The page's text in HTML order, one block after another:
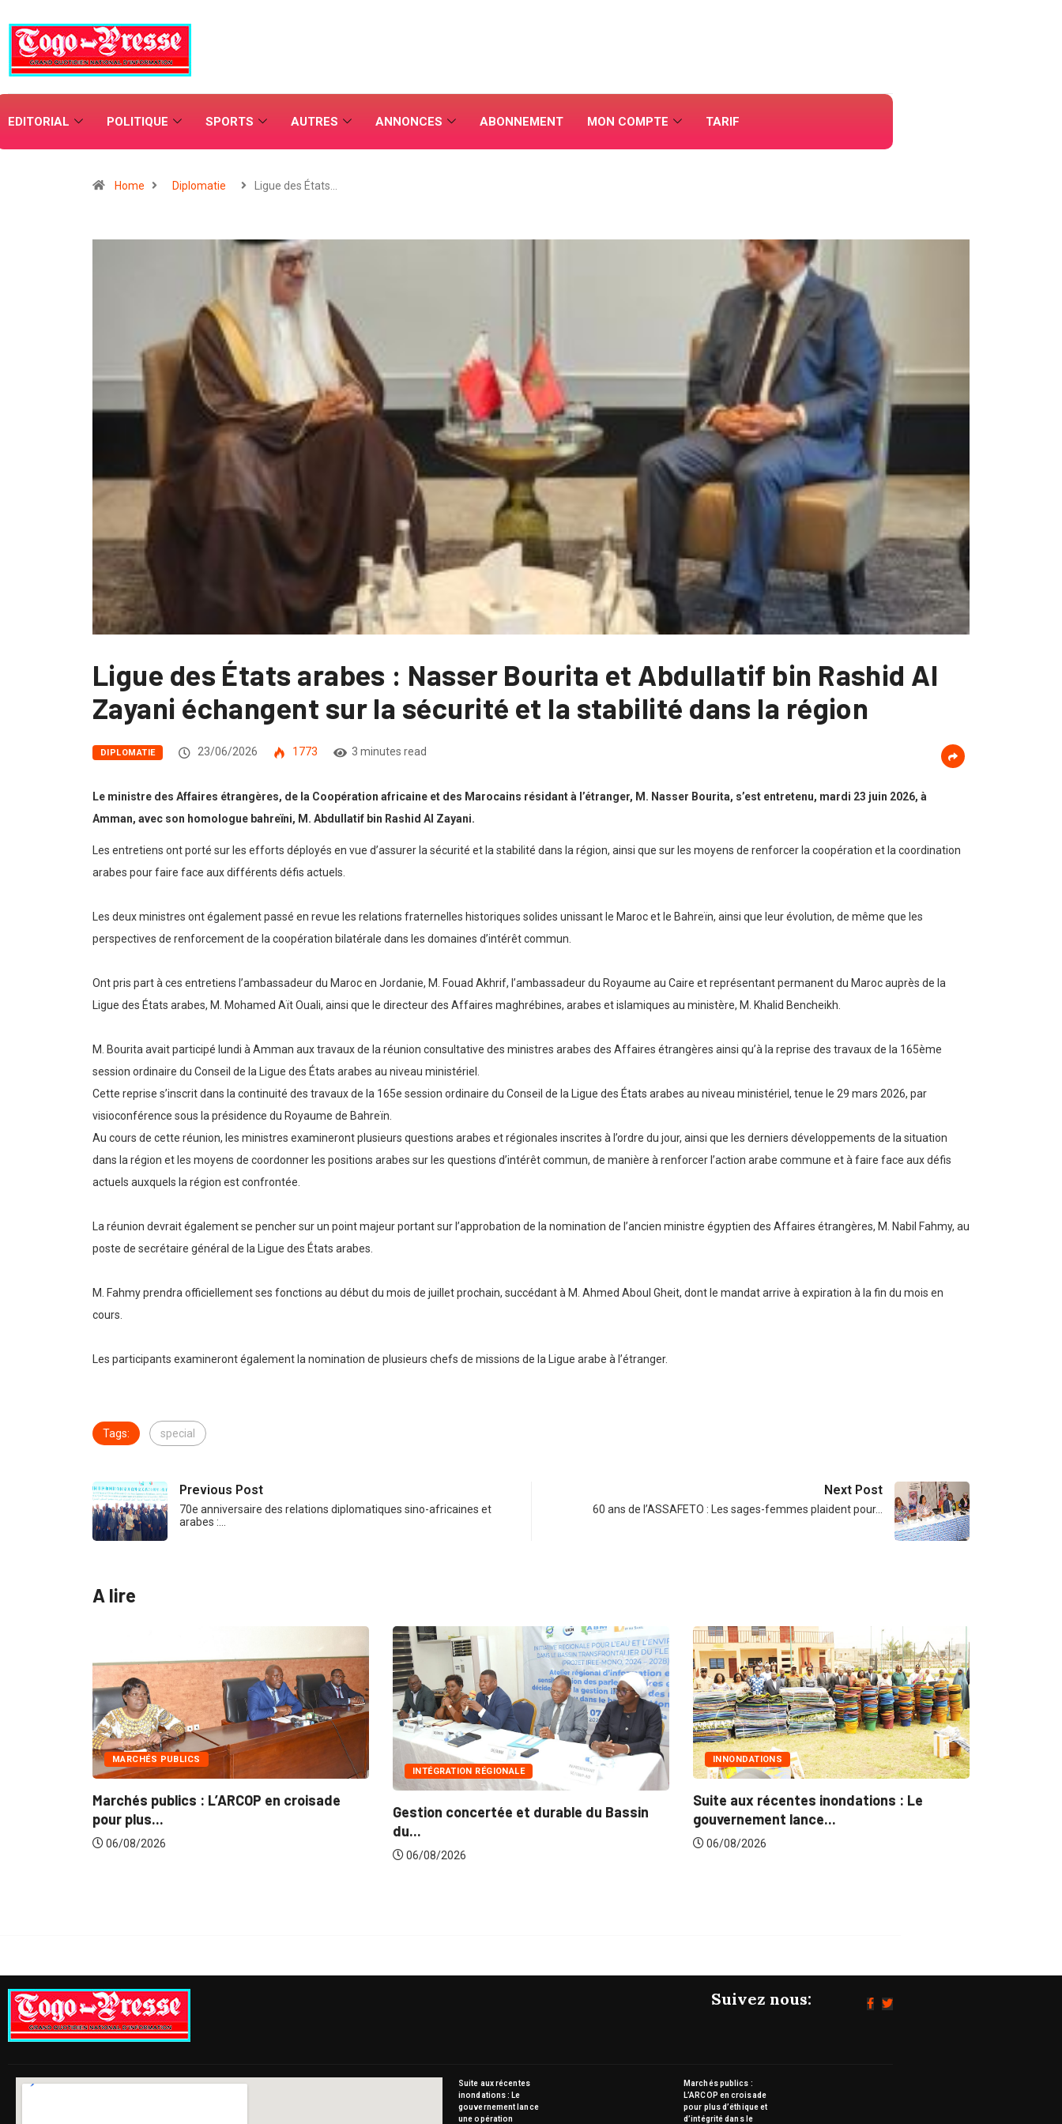
EDITORIAL POLITIQUE SPORTS AUTRES ANNONCES ABONNEMENT MON COMPTE TARIF
Home Diplomatie Ligue des États…
Ligue des États arabes : Nasser Bourita et Abdullatif bin Rashid Al
Zayani échangent sur la sécurité et la stabilité dans la région
DIPLOMATIE 23/06/2026 1773 3 minutes read
Le ministre des Affaires étrangères, de la Coopération africaine et des Marocains résidant à l’étranger, M. Nasser Bourita, s’est entretenu, mardi 23 juin 2026, à
Amman, avec son homologue bahreïni, M. Abdullatif bin Rashid Al Zayani.
Les entretiens ont porté sur les efforts déployés en vue d’assurer la sécurité et la stabilité dans la région, ainsi que sur les moyens de renforcer la coopération et la coordination
arabes pour faire face aux différents défis actuels.
Les deux ministres ont également passé en revue les relations fraternelles historiques solides unissant le Maroc et le Bahreïn, ainsi que leur évolution, de même que les
perspectives de renforcement de la coopération bilatérale dans les domaines d’intérêt commun.
Ont pris part à ces entretiens l’ambassadeur du Maroc en Jordanie, M. Fouad Akhrif, l’ambassadeur du Royaume au Caire et représentant permanent du Maroc auprès de la
Ligue des États arabes, M. Mohamed Aït Ouali, ainsi que le directeur des Affaires maghrébines, arabes et islamiques au ministère, M. Khalid Bencheikh.
M. Bourita avait participé lundi à Amman aux travaux de la réunion consultative des ministres arabes des Affaires étrangères ainsi qu’à la reprise des travaux de la 165ème
session ordinaire du Conseil de la Ligue des États arabes au niveau ministériel.
Cette reprise s’inscrit dans la continuité des travaux de la 165e session ordinaire du Conseil de la Ligue des États arabes au niveau ministériel, tenue le 29 mars 2026, par
visioconférence sous la présidence du Royaume de Bahreïn.
Au cours de cette réunion, les ministres examineront plusieurs questions arabes et régionales inscrites à l’ordre du jour, ainsi que les derniers développements de la situation
dans la région et les moyens de coordonner les positions arabes sur les questions d’intérêt commun, de manière à renforcer l’action arabe commune et à faire face aux défis
actuels auxquels la région est confrontée.
La réunion devrait également se pencher sur un point majeur portant sur l’approbation de la nomination de l’ancien ministre égyptien des Affaires étrangères, M. Nabil Fahmy, au
poste de secrétaire général de la Ligue des États arabes.
M. Fahmy prendra officiellement ses fonctions au début du mois de juillet prochain, succédant à M. Ahmed Aboul Gheit, dont le mandat arrive à expiration à la fin du mois en
cours.
Les participants examineront également la nomination de plusieurs chefs de missions de la Ligue arabe à l’étranger.
Tags: special
Previous Post
70e anniversaire des relations diplomatiques sino-africaines et
arabes :…
Next Post
60 ans de l’ASSAFETO : Les sages-femmes plaident pour…
A lire
en croisade
INTÉGRATION RÉGIONALE
Gestion concertée et durable du Bassin
INNONDATIONS
Suite aux récentes inondations : Le
gouvernement lance...
MARCHÉS PUBLICS
Marchés publics : L’ARCOP en croisade
pour plus...
Suivez nous:
Suite aux récentes
inondations : Le
gouvernement lance
une opération
Marchés publics :
L’ARCOP en croisade
pour plus d’éthique et
d’intégrité dans le